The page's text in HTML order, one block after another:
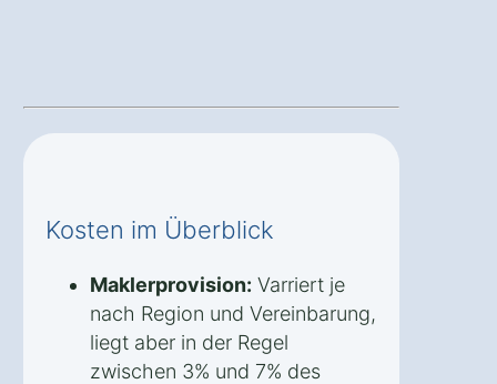
Kosten im Überblick
Maklerprovision: Varriert je
nach Region und Vereinbarung,
liegt aber in der Regel
zwischen 3% und 7% des